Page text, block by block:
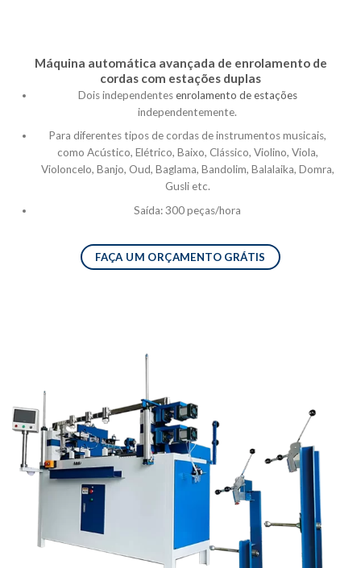
Máquina automática avançada de enrolamento de
cordas com estações duplas
Dois independentesenrolamento de estações
independentemente.
Para diferentes tipos de cordas de instrumentos musicais,
como Acústico, Elétrico, Baixo, Clássico, Violino, Viola,
Violoncelo, Banjo, Oud, Baglama, Bandolim, Balalaika, Domra,
Gusli etc.
Saída: 300 peças/hora
FAÇA UM ORÇAMENTO GRÁTIS